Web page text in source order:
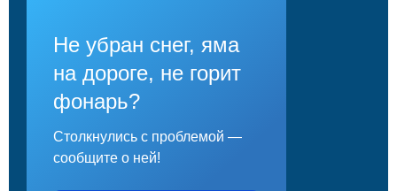
Не убран снег, яма
на дороге, не горит
фонарь?
Столкнулись с проблемой —
сообщите о ней!